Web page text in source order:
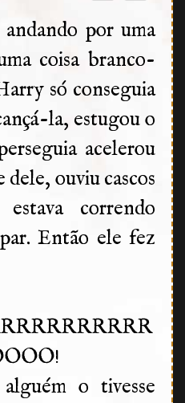
por uma
coisa branco-
só conseguia
la, estugou o
acelerou
ouviu cascos
correndo
Então ele fez
o tivesse